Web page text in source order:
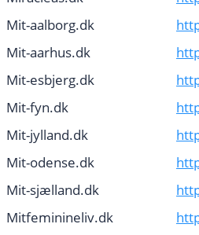
Mit-aalborg.dk
Mit-aarhus.dk
Mit-esbjerg.dk
Mit-fyn.dk
Mit-jylland.dk
Mit-odense.dk
Mit-sjælland.dk
Mitfeminineliv.dk